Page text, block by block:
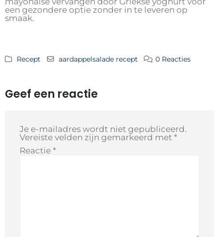
een gezondere optie zonder in te leveren op
smaak.
Recept aardappelsalade recept 0 Reacties
Geef een reactie
Je e-mailadres wordt niet gepubliceerd.
Vereiste velden zijn gemarkeerd met *
Reactie *